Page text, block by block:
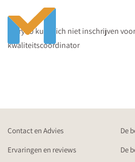
Sorry! U kunt zich niet inschrijven
kwaliteitscoördinator
Contact en Advies
De
Ervaringen en reviews
De